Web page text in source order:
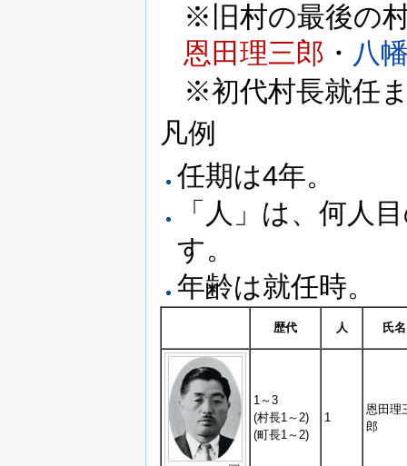
※旧村の最後の
恩田理三郎 ・ 八
※初代村長就任
凡例
任期は4年。
「人」は、何人
す。
年齢は就任時。
歴代 人 氏名
1～3
(村長1～2)
(町長1～2)
1
恩田理
郎